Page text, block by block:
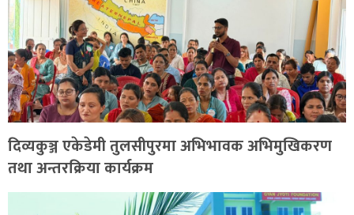
दिव्यकुञ्ज एकेडेमी तुलसीपुरमा अभिभावक अभिमुखिकरण
तथा अन्तरक्रिया कार्यक्रम